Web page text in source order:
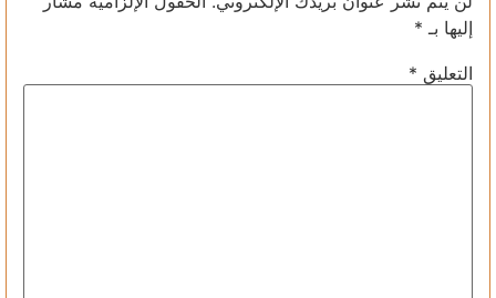
إليها بـ *
التعليق *